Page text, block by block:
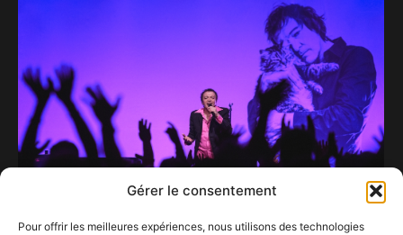
Gérer le consentement
Pour offrir les meilleures expériences, nous utilisons des technologies